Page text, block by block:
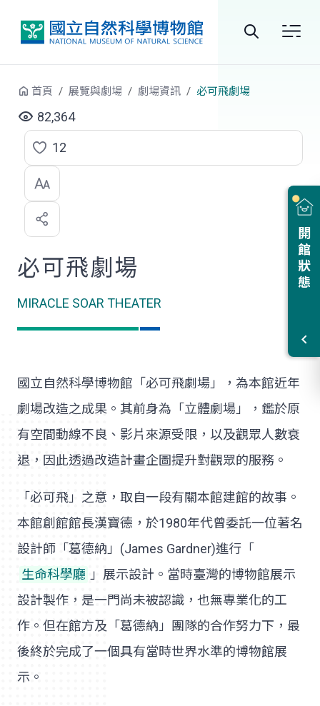
站
尋
開館狀態
首頁 展覽與劇場 劇場資訊 必可飛劇場
82,364
點
選
喜
歡
12
必可飛劇場
MIRACLE SOAR THEATER
國立自然科學博物館「必可飛劇場」，為本館近年
劇場改造之成果。其前身為「立體劇場」，鑑於原
有空間動線不良、影片來源受限，以及觀眾人數衰
退，因此透過改造計畫企圖提升對觀眾的服務。
「必可飛」之意，取自一段有關本館建館的故事。
本館創館館長漢寶德，於1980年代曾委託一位著名
設計師「葛德納」(James Gardner)進行「
生命科學廳 」展示設計。當時臺灣的博物館展示
設計製作，是一門尚未被認識，也無專業化的工
作。但在館方及「葛德納」團隊的合作努力下，最
後終於完成了一個具有當時世界水準的博物館展
示。